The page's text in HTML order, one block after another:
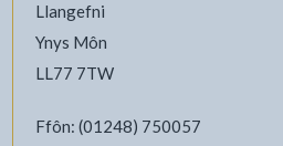
Llangefni
Ynys Môn
LL77 7TW
Ffôn: (01248) 750057